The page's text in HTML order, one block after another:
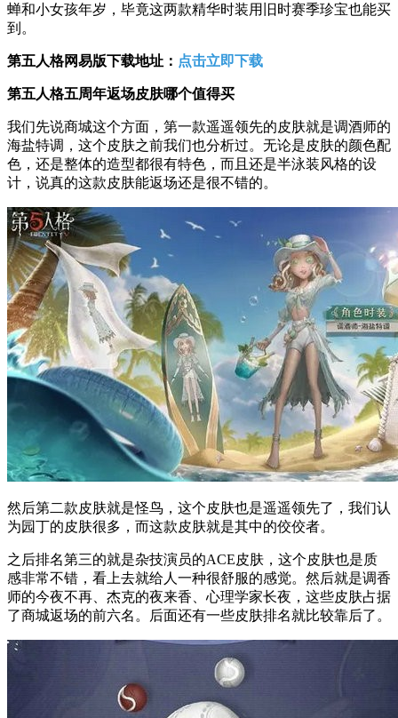
蝉和小女孩年岁，毕竟这两款精华时装用旧时赛季珍宝也能买
到。
第五人格网易版下载地址： 点击立即下载
第五人格五周年返场皮肤哪个值得买
我们先说商城这个方面，第一款遥遥领先的皮肤就是调酒师的
海盐特调，这个皮肤之前我们也分析过。无论是皮肤的颜色配
色，还是整体的造型都很有特色，而且还是半泳装风格的设
计，说真的这款皮肤能返场还是很不错的。
然后第二款皮肤就是怪鸟，这个皮肤也是遥遥领先了，我们认
为园丁的皮肤很多，而这款皮肤就是其中的佼佼者。
之后排名第三的就是杂技演员的ACE皮肤，这个皮肤也是质
感非常不错，看上去就给人一种很舒服的感觉。然后就是调香
师的今夜不再、杰克的夜来香、心理学家长夜，这些皮肤占据
了商城返场的前六名。后面还有一些皮肤排名就比较靠后了。